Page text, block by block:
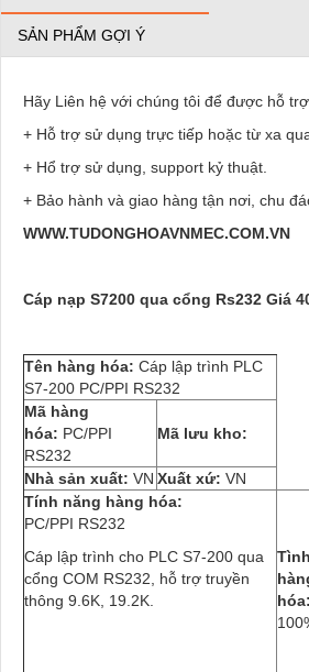
SẢN PHẨM GỢI Ý
Hãy Liên hệ với chúng tôi để được hỗ trợ
+ Hỗ trợ sử dụng trực tiếp hoặc từ xa
+ Hổ trợ sử dụng, support kỷ thuật.
+ Bảo hành và giao hàng tận nơi, chu
WWW.TUDONGHOAVNMEC.COM.VN
Cáp nạp S7200 qua cổng Rs232 Giá
Tên hàng hóa: Cáp lập trình PLC
S7-200 PC/PPI RS232
Mã hàng
hóa: PC/PPI
RS232
Mã lưu kho:
Nhà sản xuất: VN Xuất xứ: VN
Tính năng hàng hóa:
PC/PPI RS232
Cáp lập trình cho PLC S7-200 qua
cổng COM RS232, hỗ trợ truyền
thông 9.6K, 19.2K.
hóa: